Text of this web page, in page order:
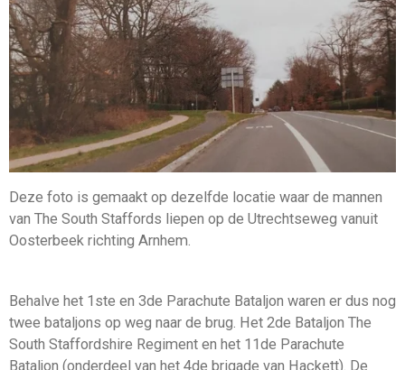
Deze foto is gemaakt op dezelfde locatie waar de mannen
van The South Staffords liepen op de Utrechtseweg vanuit
Oosterbeek richting Arnhem.
Behalve het 1ste en 3de Parachute Bataljon waren er dus nog
twee bataljons op weg naar de brug. Het 2de Bataljon The
South Staffordshire Regiment en het 11de Parachute
Bataljon (onderdeel van het 4de brigade van Hackett). De